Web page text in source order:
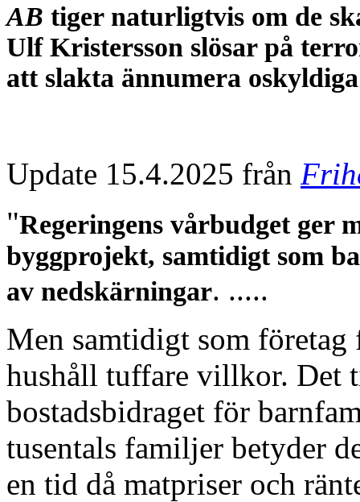
AB tiger naturligtvis om de
Ulf Kristersson slösar på
att slakta ännumera
Update 15.4.2025 från
"Regeringens vårbudget ger
byggprojekt, samtidigt som
av nedskärningar. .....
Men samtidigt som
hushåll tuffare villkor.
bostadsbidraget för
tusentals familjer betyder
en tid då matpriser och